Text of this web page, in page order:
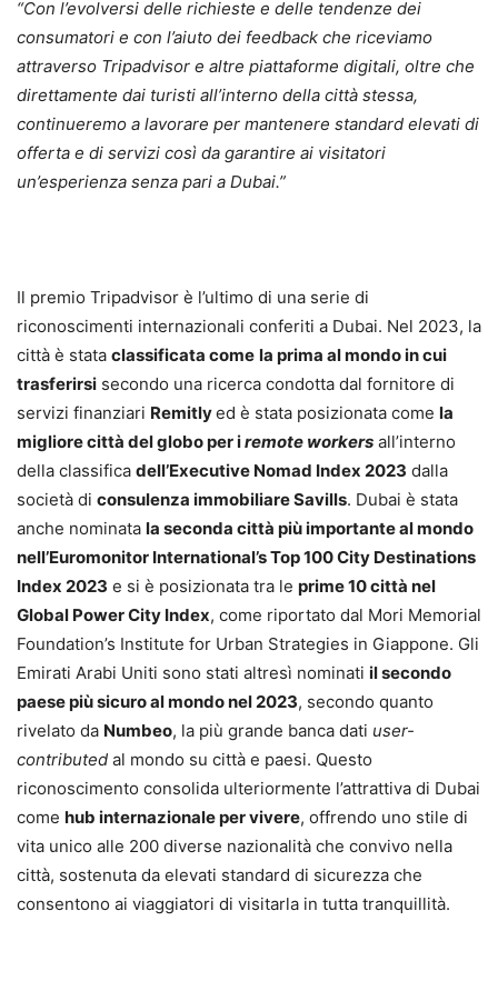
“Con l’evolversi delle richieste e delle tendenze dei
consumatori e con l’aiuto dei feedback che riceviamo
attraverso Tripadvisor e altre piattaforme digitali, oltre che
direttamente dai turisti all’interno della città stessa,
continueremo a lavorare per mantenere standard elevati di
offerta e di servizi così da garantire ai visitatori
un’esperienza senza pari a Dubai.”
Il premio Tripadvisor è l’ultimo di una serie di
riconoscimenti internazionali conferiti a Dubai. Nel 2023, la
città è stata classificata come la prima al mondo in cui
trasferirsi secondo una ricerca condotta dal fornitore di
servizi finanziari Remitlyed è stata posizionata come la
migliore città del globo per iremote workers all’interno
della classifica dell’Executive Nomad Index 2023 dalla
società di consulenza immobiliare Savills. Dubai è stata
anche nominata la seconda città più importante al mondo
nell’Euromonitor International’s Top 100 City Destinations
Index 2023 e si è posizionata tra le prime 10 città nel
Global Power City Index, come riportato dal Mori Memorial
Foundation’s Institute for Urban Strategies in Giappone. Gli
Emirati Arabi Uniti sono stati altresì nominati il secondo
paese più sicuro al mondo nel 2023, secondo quanto
rivelato da Numbeo, la più grande banca dati user-
contributed al mondo su città e paesi. Questo
riconoscimento consolida ulteriormente l’attrattiva di Dubai
come hub internazionale per vivere, offrendo uno stile di
vita unico alle 200 diverse nazionalità che convivo nella
città, sostenuta da elevati standard di sicurezza che
consentono ai viaggiatori di visitarla in tutta tranquillità.